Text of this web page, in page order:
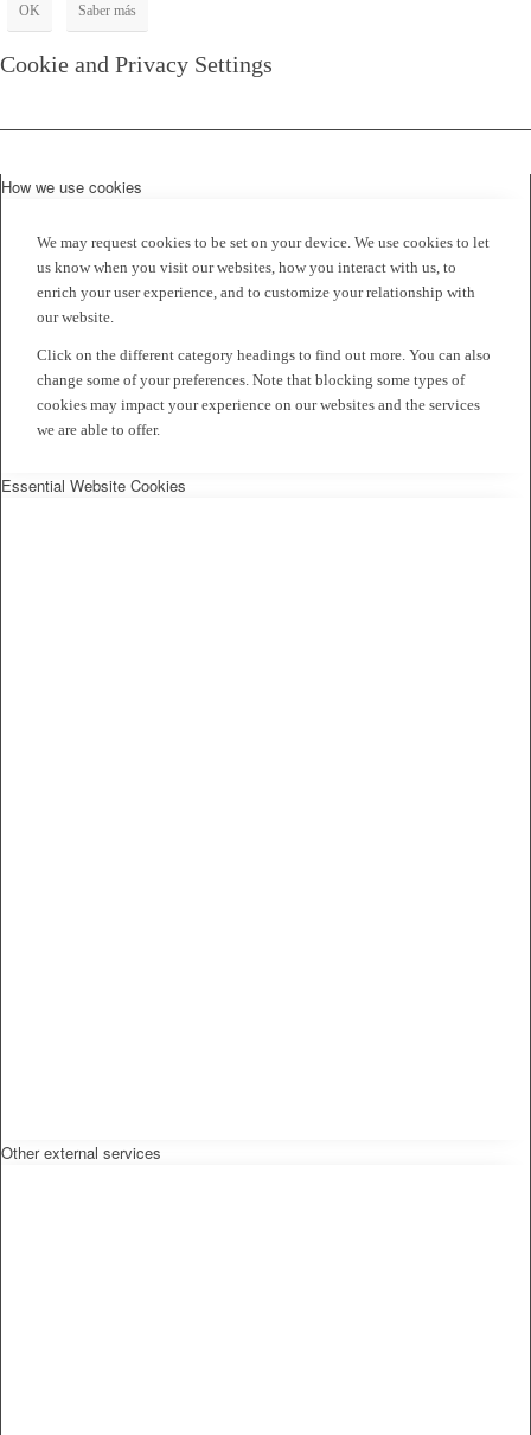
OK Saber más
Cookie and Privacy Settings
How we use cookies
We may request cookies to be set on your device. We use cookies to let
us know when you visit our websites, how you interact with us, to
enrich your user experience, and to customize your relationship with
our website.
Click on the different category headings to find out more. You can also
change some of your preferences. Note that blocking some types of
cookies may impact your experience on our websites and the services
we are able to offer.
Essential Website Cookies
Other external services